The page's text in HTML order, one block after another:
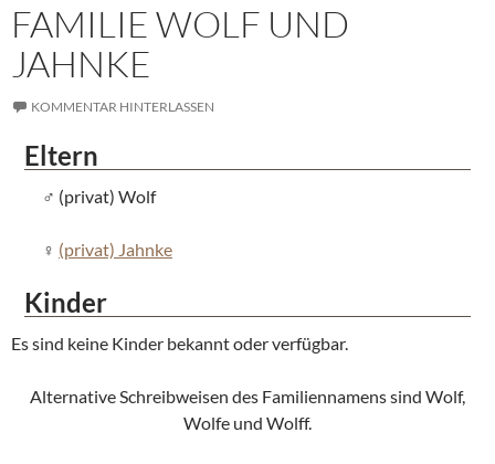
FAMILIE WOLF UND
JAHNKE
KOMMENTAR HINTERLASSEN
Eltern
(privat) Wolf
(privat) Jahnke
Kinder
Es sind keine Kinder bekannt oder verfügbar.
Alternative Schreibweisen des Familiennamens sind Wolf,
Wolfe und Wolff.